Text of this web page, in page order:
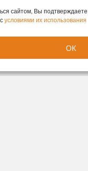
сайтом, Вы
условиями их использования
ОК